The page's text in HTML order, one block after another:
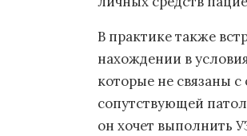
В практике также
нахождении в
которые не связаны
сопутствующей
он хочет выполнить